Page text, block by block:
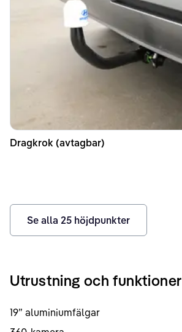
Dragkrok (avtagbar)
Se alla 25 höjdpunkter
Utrustning och funktioner
19” aluminiumfälgar